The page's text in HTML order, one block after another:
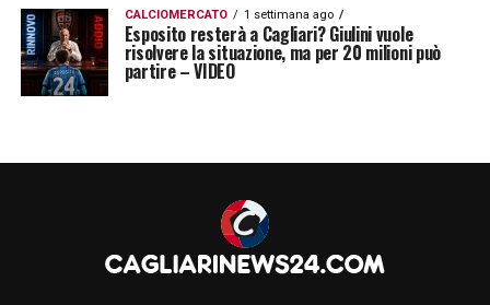
CALCIOMERCATO 1 settimana ago
Esposito resterà a Cagliari? Giulini vuole
risolvere la situazione, ma per 20 milioni può
partire – VIDEO